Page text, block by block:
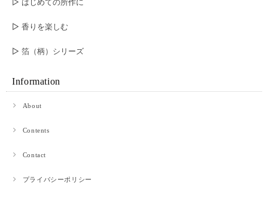
▷ 香りを楽しむ
▷ 箔（柄）シリーズ
Information
About
Contents
Contact
プライバシーポリシー